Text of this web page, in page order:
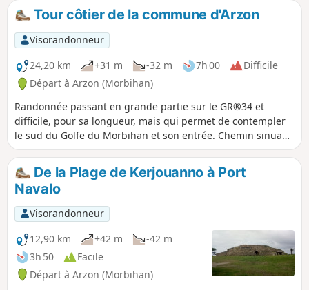
Tour côtier de la commune d'Arzon
Visorandonneur
24,20 km
+31 m -32 m 7h 00
Difficile
Départ à Arzon (Morbihan)
Randonnée passant en grande partie sur le GR®34 et
difficile, pour sa longueur, mais qui permet de contempler
le sud du Golfe du Morbihan et son entrée. Chemin sinuant
le long des nombreuses pointes découpant le nord de la
commune d'Arzon.
De la Plage de Kerjouanno à Port
Navalo
Visorandonneur
12,90 km
+42 m
-42 m
3h 50
Facile
Départ à Arzon (Morbihan)